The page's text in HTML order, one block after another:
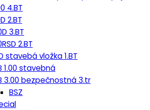
4.BT
2.BT
3.BT
2.BT
stavebá vložka 1.BT
1.00 stavebná
3.00 bezpečnostná 3.tr
BSZ